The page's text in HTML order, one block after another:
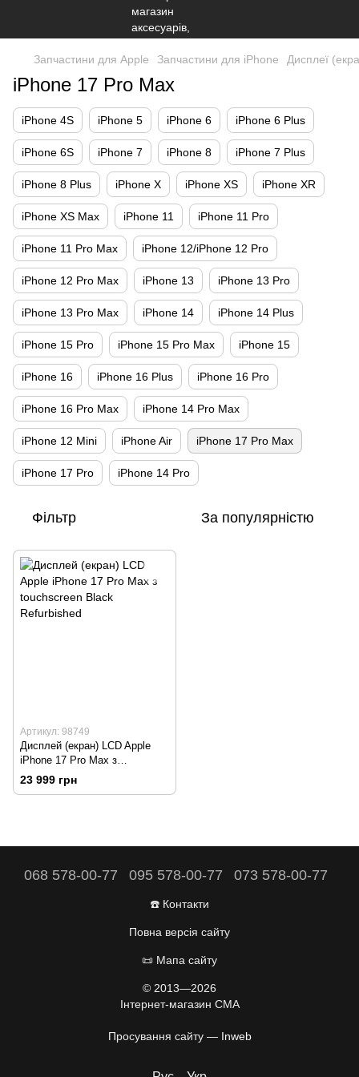
Запчастини для Apple Запчастини для iPhone Дисплеї
iPhone 17 Pro Max
iPhone 4S iPhone 5 iPhone 6 iPhone 6 Plus
iPhone 6S iPhone 7 iPhone 8 iPhone 7 Plus
iPhone 8 Plus iPhone X iPhone XS iPhone XR
iPhone XS Max iPhone 11 iPhone 11 Pro
iPhone 11 Pro Max iPhone 12/iPhone 12 Pro
iPhone 12 Pro Max iPhone 13 iPhone 13 Pro
iPhone 13 Pro Max iPhone 14 iPhone 14 Plus
iPhone 15 Pro iPhone 15 Pro Max iPhone 15
iPhone 16 iPhone 16 Plus iPhone 16 Pro
iPhone 16 Pro Max iPhone 14 Pro Max
iPhone 12 Mini iPhone Air iPhone 17 Pro Max
iPhone 17 Pro iPhone 14 Pro
Фільтр За популярністю
Артикул: 98749
Дисплей (екран) LCD Apple
iPhone 17 Pro Max з
touchscreen Black Refurbished
23 999 грн
068 578-00-77 095 578-00-77 073 578-00-77
☎️ Контакти
Повна версія сайту
📜 Мапа сайту
© 2013—2026
Інтернет-магазин CMA
Просування сайту — Inweb